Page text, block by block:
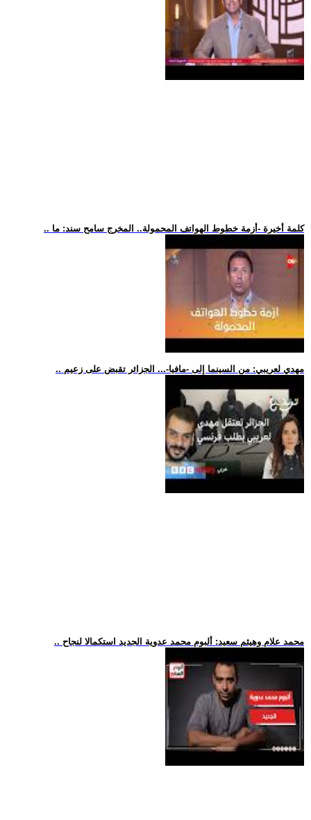
.. كلمة أخيرة -أزمة خطوط الهواتف المحمولة.. المخرج سامح سند: ما
.. مهدي لعريبي: من السينما إلى -مافيا-... الجزائر تقبض على زعيم
.. محمد علام وهيثم سعيد: ألبوم محمد عدوية الجديد استكمالا لنجاح